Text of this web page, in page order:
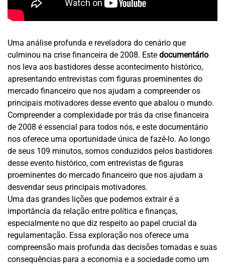
Uma análise profunda e reveladora do cenário que
culminou na crise financeira de 2008. Este documentário
nos leva aos bastidores desse acontecimento histórico,
apresentando entrevistas com figuras proeminentes do
mercado financeiro que nos ajudam a compreender os
principais motivadores desse evento que abalou o mundo.
Compreender a complexidade por trás da crise financeira
de 2008 é essencial para todos nós, e este documentário
nos oferece uma oportunidade única de fazê-lo. Ao longo
de seus 109 minutos, somos conduzidos pelos bastidores
desse evento histórico, com entrevistas de figuras
proeminentes do mercado financeiro que nos ajudam a
desvendar seus principais motivadores.
Uma das grandes lições que podemos extrair é a
importância da relação entre política e finanças,
especialmente no que diz respeito ao papel crucial da
regulamentação. Essa exploração nos oferece uma
compreensão mais profunda das decisões tomadas e suas
consequências para a economia e a sociedade como um